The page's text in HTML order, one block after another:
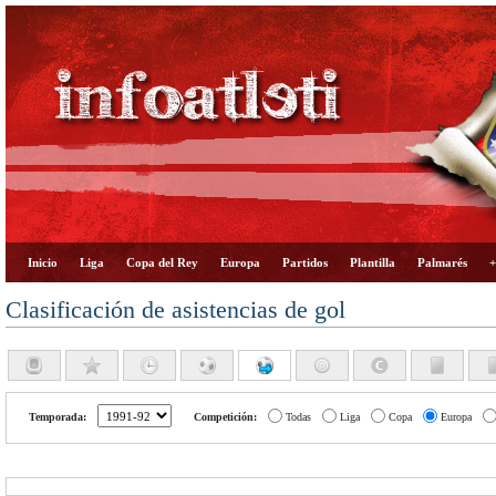
Inicio Liga Copa del Rey Europa Partidos Plantilla Palmarés
Clasificación de asistencias de gol
Temporada: Competición: Todas Liga Copa Europa